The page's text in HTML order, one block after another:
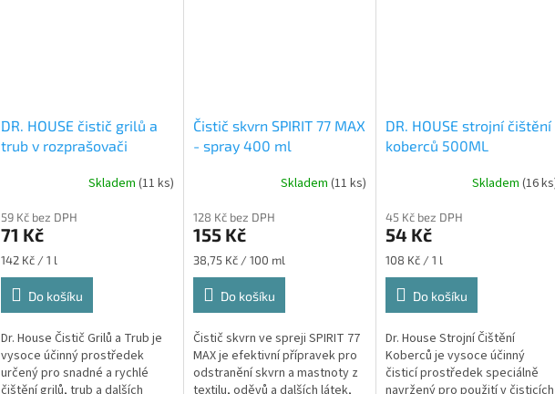
DR. HOUSE čistič grilů a
trub v rozprašovači
produktu
je
5,0
hvězdiček.
Skladem (11 ks)
59 Kč bez DPH
71 Kč
Měrná
cena:
142 Kč / 1 l
Do košíku
Dr. House Čistič Grilů a Trub je
vysoce účinný prostředek
určený pro snadné a rychlé
Čistič skvrn SPIRIT 77 MAX
- spray 400 ml
produktu
je
5,0
hvězdiček.
Skladem (11 ks)
128 Kč bez DPH
155 Kč
Měrná
cena:
38,75 Kč / 100 ml
Do košíku
Čistič skvrn ve spreji SPIRIT 77
MAX je efektivní přípravek pro
odstranění skvrn a mastnoty z
DR. HOUSE strojní čištění
koberců 500ML
Skladem(16
45 Kč bez DPH
54 Kč
Měrná
cena:
108 Kč / 1 l
Do košíku
Dr. House Strojní Čištění
Koberců je vysoce účinný
čisticí prostředek speciálně